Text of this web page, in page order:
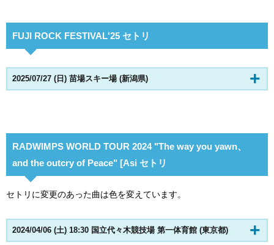
FUJI ROCK FESTIVAL'25 セトリ
2025/07/27 (日) 苗場スキー場 (新潟県)
RADWIMPS WORLD TOUR 2024 "The way you yawn、
and the outcry of Peace" [Asi セトリ
セトリに変更のあった曲は色を変えています。
2024/04/06 (土) 18:30 国立代々木競技場 第一体育館 (東京都)